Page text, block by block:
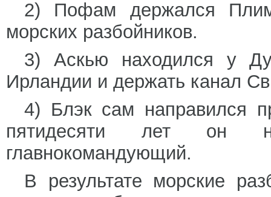
2) Пофам держался
морских разбойников.
3) Аскью находился у
Ирландии и держать канал
4) Блэк сам направился
пятидесяти лет он
главнокомандующий.
В результате морские